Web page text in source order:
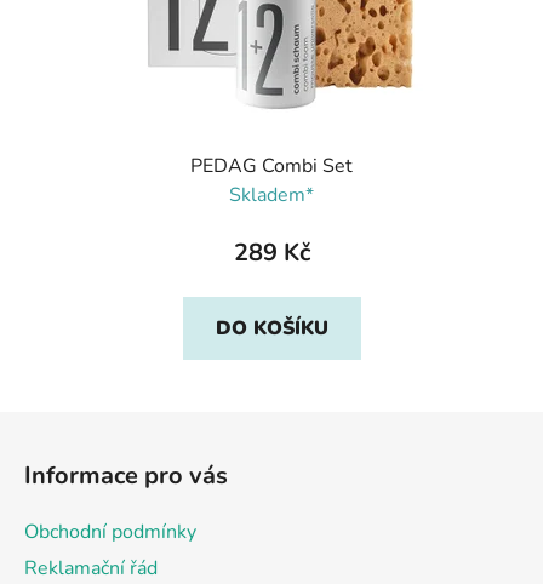
PEDAG Combi Set
Skladem*
289 Kč
DO KOŠÍKU
Informace pro vás
Obchodní podmínky
Reklamační řád